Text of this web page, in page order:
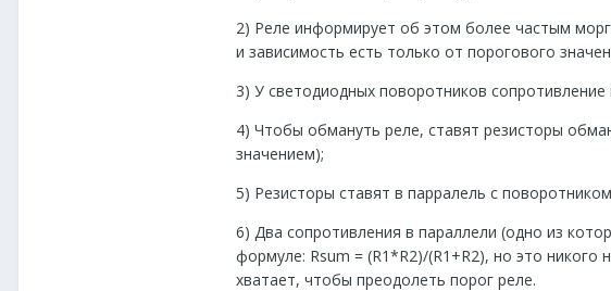
2) Реле информирует об этом более частым
и зависимость есть только от порогового
3) У светодиодных поворотников
4) Чтобы обмануть реле, ставят резисторы
значением);
5) Резисторы ставят в парралель с
6) Два сопротивления в параллели (одно из
формуле: Rsum = (R1*R2)/(R1+R2), но это
хватает, чтобы преодолеть порог реле.